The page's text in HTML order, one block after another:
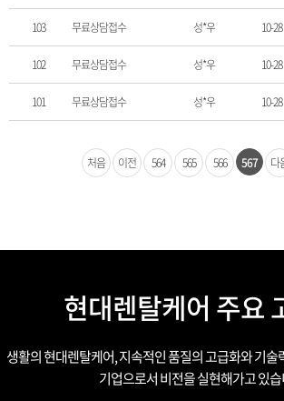
103 무료상담접수 성*우 10-28
102 무료상담접수 성*우 10-28
101 무료상담접수 성*우 10-28
처음 이전 564 565 566 567 다
현대렌탈케어 주요
생활의 현대렌탈케어, 지속적인 품질의 고급화와 기술
기업으로서 비전을 실현해가고 있